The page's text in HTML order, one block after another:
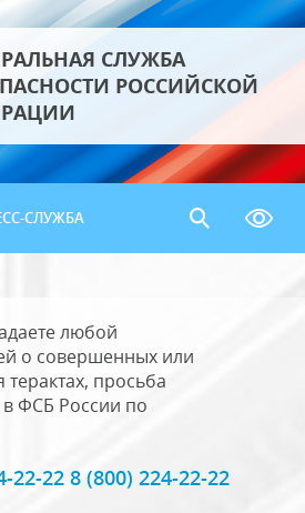
СЛУЖБА
РОССИЙСКОЙ
СЛУЖБА
любой
о совершенных или
терактах, просьба
ФСБ России по
22-22 8 (800) 224-22-22